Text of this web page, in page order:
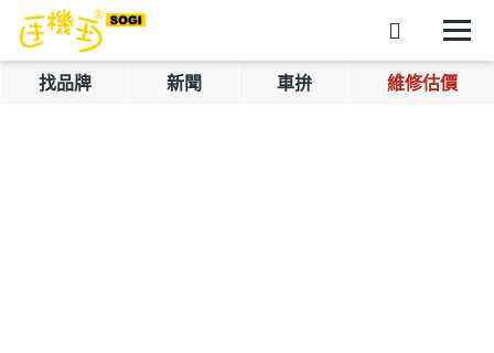
找品牌 新聞 車拚 維修估價